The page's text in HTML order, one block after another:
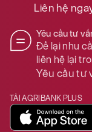
Liên hệ
Yêu cầu tư
Để lại nhu
liên hệ lại
Yêu cầu tư
TẢI AGRIBANK PLUS